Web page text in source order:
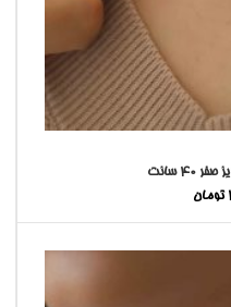
۴۰ سانت
تومان